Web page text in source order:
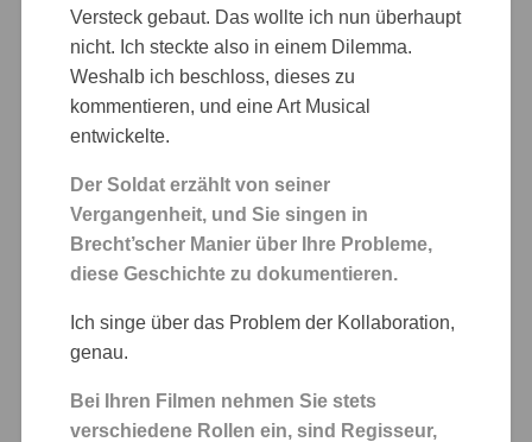
Versteck gebaut. Das wollte ich nun überhaupt
nicht. Ich steckte also in einem Dilemma.
Weshalb ich beschloss, dieses zu
kommentieren, und eine Art Musical
entwickelte.
Der Soldat erzählt von seiner
Vergangenheit, und Sie singen in
Brecht’scher Manier über Ihre Probleme,
diese Geschichte zu dokumentieren.
Ich singe über das Problem der Kollaboration,
genau.
Bei Ihren Filmen nehmen Sie stets
verschiedene Rollen ein, sind Regisseur,